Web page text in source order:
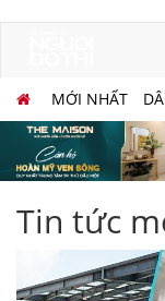
MỚI NHẤT
Tin tức